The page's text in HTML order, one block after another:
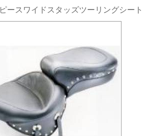
ースワイドスタッズツーリングシート